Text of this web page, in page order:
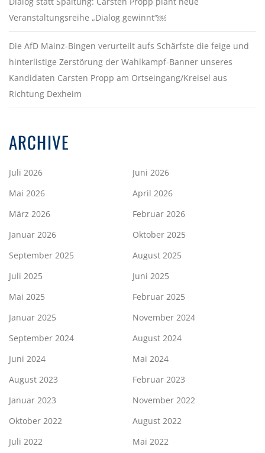
Veranstaltungsreihe „Dialog gewinnt“￼
Die AfD Mainz-Bingen verurteilt aufs Schärfste die feige und
hinterlistige Zerstörung der Wahlkampf-Banner unseres
Kandidaten Carsten Propp am Ortseingang/Kreisel aus
Richtung Dexheim
ARCHIVE
Juli 2026
Juni 2026
Mai 2026
April 2026
März 2026
Februar 2026
Januar 2026
Oktober 2025
September 2025
August 2025
Juli 2025
Juni 2025
Mai 2025
Februar 2025
Januar 2025
November 2024
September 2024
August 2024
Juni 2024
Mai 2024
August 2023
Februar 2023
Januar 2023
November 2022
Oktober 2022
August 2022
Juli 2022
Mai 2022